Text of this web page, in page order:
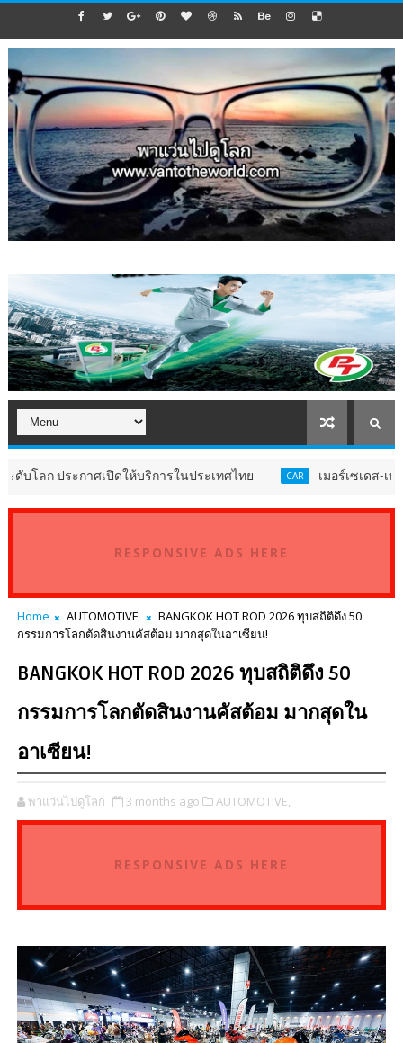
าศเปิดให้บริการในประเทศไทย CAR เมอร์เซเดส-เบนซ์ เผยยอด
RESPONSIVE ADS HERE
Home AUTOMOTIVE
BANGKOK HOT ROD 2026 ทุบสถิติดึง 50
กรรมการโลกตัดสินงานคัสต้อม มากสุดในอาเซียน!
BANGKOK HOT ROD 2026 ทุบสถิติดึง 50
กรรมการโลกตัดสินงานคัสต้อม มากสุดใน
อาเซียน!
พาแว่นไปดูโลก 3 months ago AUTOMOTIVE,
RESPONSIVE ADS HERE